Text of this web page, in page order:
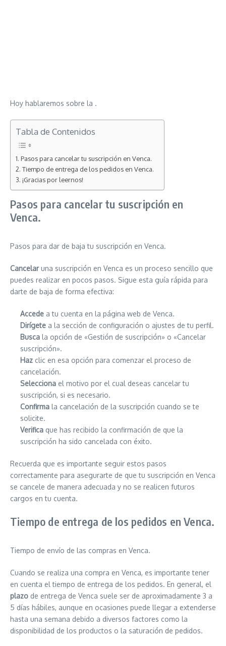
Hoy hablaremos sobre la .
Tabla de Contenidos
Pasos para cancelar tu suscripción en Venca.
Tiempo de entrega de los pedidos en Venca.
¡Gracias por leernos!
Pasos para cancelar tu suscripción en
Venca.
Pasos para dar de baja tu suscripción en Venca.
Cancelaruna suscripción en Venca es un proceso sencillo que
puedes realizar en pocos pasos. Sigue esta guía rápida para
darte de baja de forma efectiva:
Accede a tu cuenta en la página web de Venca.
Dirígete a la sección de configuración o ajustes de tu perfil.
Busca la opción de «Gestión de suscripción» o «Cancelar
suscripción».
Haz clic en esa opción para comenzar el proceso de
cancelación.
Selecciona el motivo por el cual deseas cancelar tu
suscripción, si es necesario.
Confirma la cancelación de la suscripción cuando se te
solicite.
Verifica que has recibido la confirmación de que la
suscripción ha sido cancelada con éxito.
Recuerda que es importante seguir estos pasos
correctamente para asegurarte de que tu suscripción en Venca
se cancele de manera adecuada y no se realicen futuros
cargos en tu cuenta.
Tiempo de entrega de los pedidos en Venca.
Tiempo de envío de las compras en Venca.
Cuando se realiza una compra en Venca, es importante tener
en cuenta el tiempo de entrega de los pedidos. En general, el
plazo de entrega de Venca suele ser de aproximadamente 3 a
5 días hábiles, aunque en ocasiones puede llegar a extenderse
hasta una semana debido a diversos factores como la
disponibilidad de los productos o la saturación de pedidos.